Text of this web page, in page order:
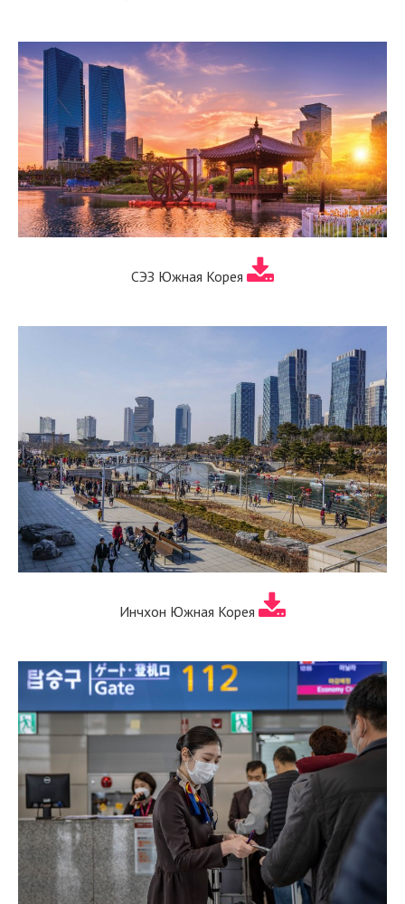
СЭЗ Южная Корея
Инчхон Южная Корея